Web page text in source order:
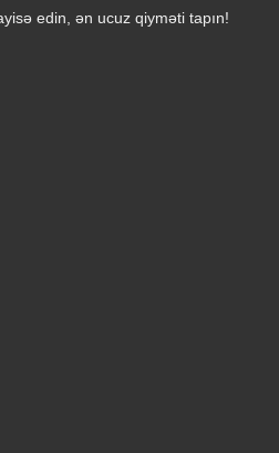
edin, ən ucuz qiyməti tapın!